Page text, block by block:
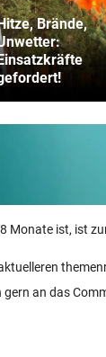
Brände,
Monate ist, ist
gern an das